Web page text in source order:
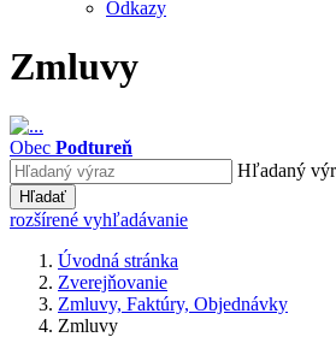
Odkazy
Zmluvy
Obec Podtureň
Hľadaný
Hľadať
rozšírené vyhľadávanie
Úvodná stránka
Zverejňovanie
Zmluvy, Faktúry, Objednávky
Zmluvy